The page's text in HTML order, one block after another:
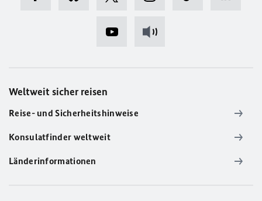
Weltweit sicher reisen
Reise- und Sicherheitshinweise
Konsulatfinder weltweit
Länderinformationen